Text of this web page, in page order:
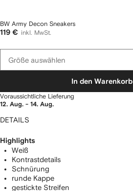
BW Army Decon Sneakers
119 €
inkl. MwSt.
Größe auswählen
In den Warenkorb
Voraussichtliche Lieferung
12. Aug. - 14. Aug.
DETAILS
Highlights
Weiß
Kontrastdetails
Schnürung
runde Kappe
gestickte Streifen